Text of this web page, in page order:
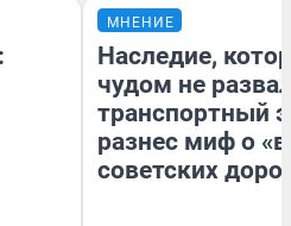
МНЕНИЕ
Наследие,
чудом не
транспортный
разнес миф о
советских